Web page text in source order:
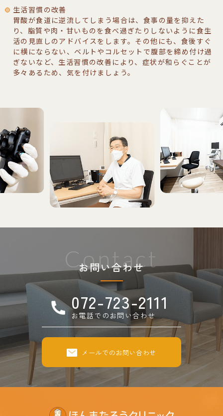
生活習慣の改善
胃酸が食道に逆流してしまう場合は、食事の量を抑えた
り、脂質や肉・甘いものを食べ過ぎたりしないように食生
活の見直しのアドバイスをします。その他にも、食後すぐ
に横にならない、ベルトやコルセットで腹部を締め付け過
ぎないなど、生活習慣の改善により、症状が和らぐことが
多々あるため、気を付けましょう。
Contact
お問い合わせ
072-723-2111
お電話でのお問い合わせ
メールでのお問い合わせ